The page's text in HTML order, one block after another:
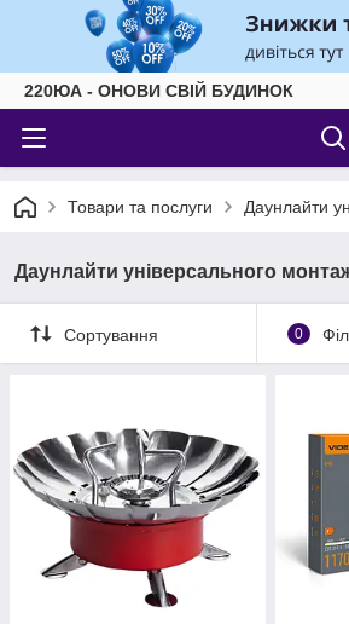
220ЮА - ОНОВИ СВІЙ БУДИНОК
Товари та послуги Даунлайти
Даунлайти універсального
Сортування 0